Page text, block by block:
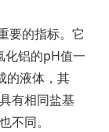
要的指标。它
化铝的pH值一
的液体，其
有相同盐基
不同。